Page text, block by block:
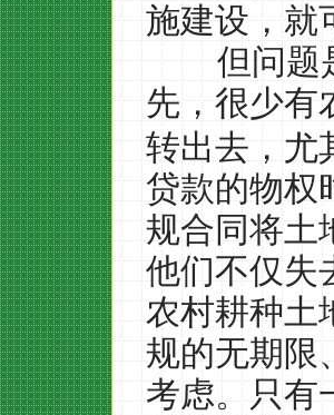
施建设，就
但问题
先，很少有
转出去，尤
贷款的物权
规合同将土
他们不仅失
农村耕种土
规的无期限
考虑。只有